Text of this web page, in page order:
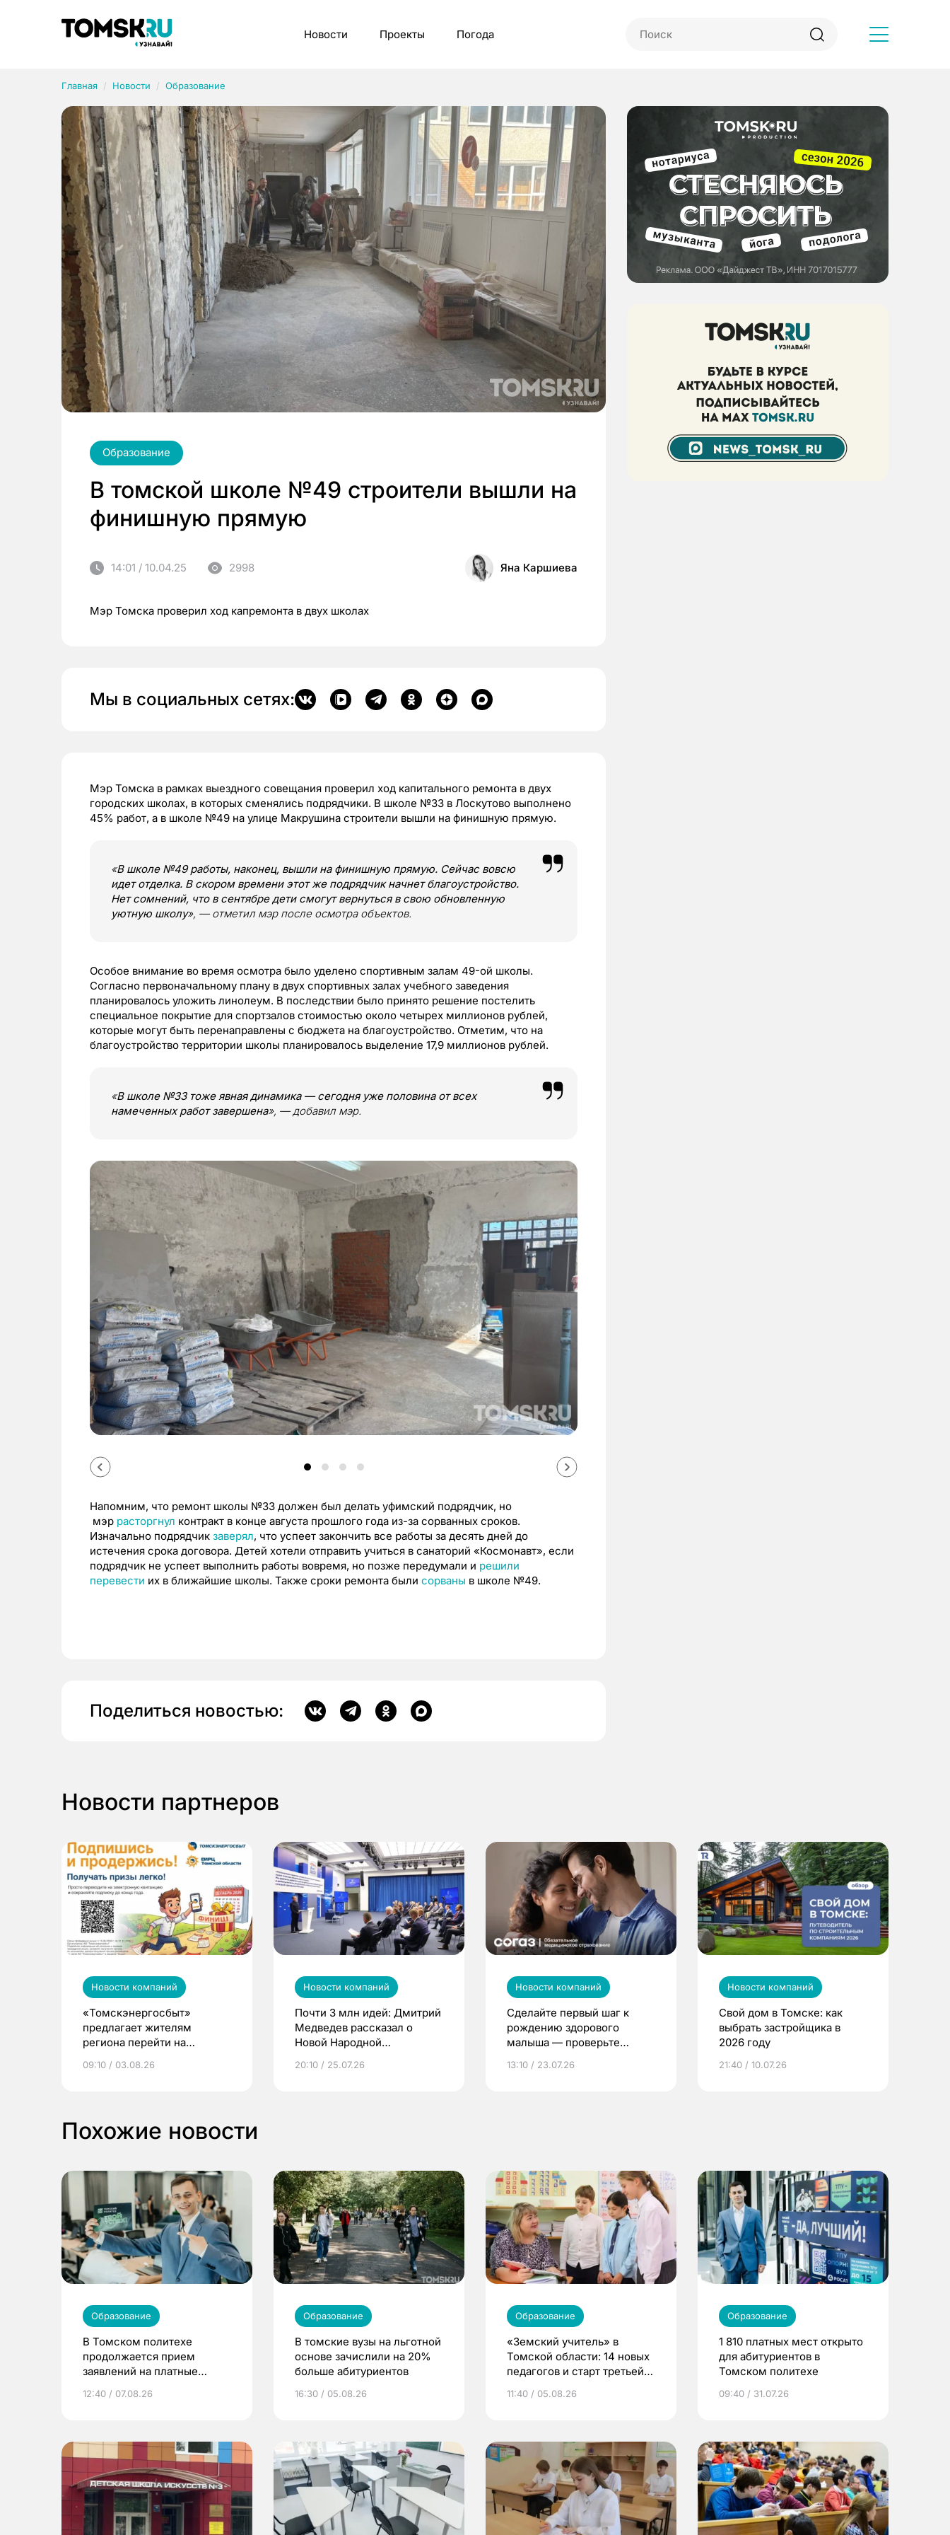
Новости Проекты Погода
Главная Новости Образование
Образование
В томской школе №49 строители вышли на
финишную прямую
14:01 / 10.04.25 2998 Яна Каршиева
Мэр Томска проверил ход капремонта в двух школах
Мы в социальных сетях:
Мэр Томска в рамках выездного совещания проверил ход капитального ремонта в двух
городских школах, в которых сменялись подрядчики. В школе №33 в Лоскутово выполнено
45% работ, а в школе №49 на улице Макрушина строители вышли на финишную прямую.
«В школе №49 работы, наконец, вышли на финишную прямую. Сейчас вовсю
идет отделка. В скором времени этот же подрядчик начнет благоустройство.
Нет сомнений, что в сентябре дети смогут вернуться в свою обновленную
уютную школу», — отметил мэр после осмотра объектов.
Особое внимание во время осмотра было уделено спортивным залам 49-ой школы.
Согласно первоначальному плану в двух спортивных залах учебного заведения
планировалось уложить линолеум. В последствии было принято решение постелить
специальное покрытие для спортзалов стоимостью около четырех миллионов рублей,
которые могут быть перенаправлены с бюджета на благоустройство. Отметим, что на
благоустройство территории школы планировалось выделение 17,9 миллионов рублей.
«В школе №33 тоже явная динамика — сегодня уже половина от всех
намеченных работ завершена», — добавил мэр.
Напомним, что ремонт школы №33 должен был делать уфимский подрядчик, но
мэр расторгнул контракт в конце августа прошлого года из-за сорванных сроков.
Изначально подрядчик заверял, что успеет закончить все работы за десять дней до
истечения срока договора. Детей хотели отправить учиться в санаторий «Космонавт», если
подрядчик не успеет выполнить работы вовремя, но позже передумали и решили
перевести их в ближайшие школы. Также сроки ремонта были сорваны в школе №49.
Поделиться новостью:
Новости партнеров
Новости компаний
«Томскэнергосбыт»
предлагает жителям
региона перейти на
выиграть призы
09:10 / 03.08.26
Новости компаний
Почти 3 млн идей: Дмитрий
Медведев рассказал о
Новой Народной
20:10 / 25.07.26
Новости компаний
Сделайте первый шаг к
рождению здорового
малыша — проверьте
по ОМС!
13:10 / 23.07.26
Новости компаний
Свой дом в Томске: как
выбрать застройщика в
2026 году
21:40 / 10.07.26
Похожие новости
Образование
В Томском политехе
продолжается прием
заявлений на платные
12:40 / 07.08.26
Образование
В томские вузы на льготной
основе зачислили на 20%
больше абитуриентов
16:30 / 05.08.26
Образование
«Земский учитель» в
Томской области: 14 новых
педагогов и старт третьей
11:40 / 05.08.26
Образование
1 810 платных мест открыто
для абитуриентов в
Томском политехе
09:40 / 31.07.26
Рубрики